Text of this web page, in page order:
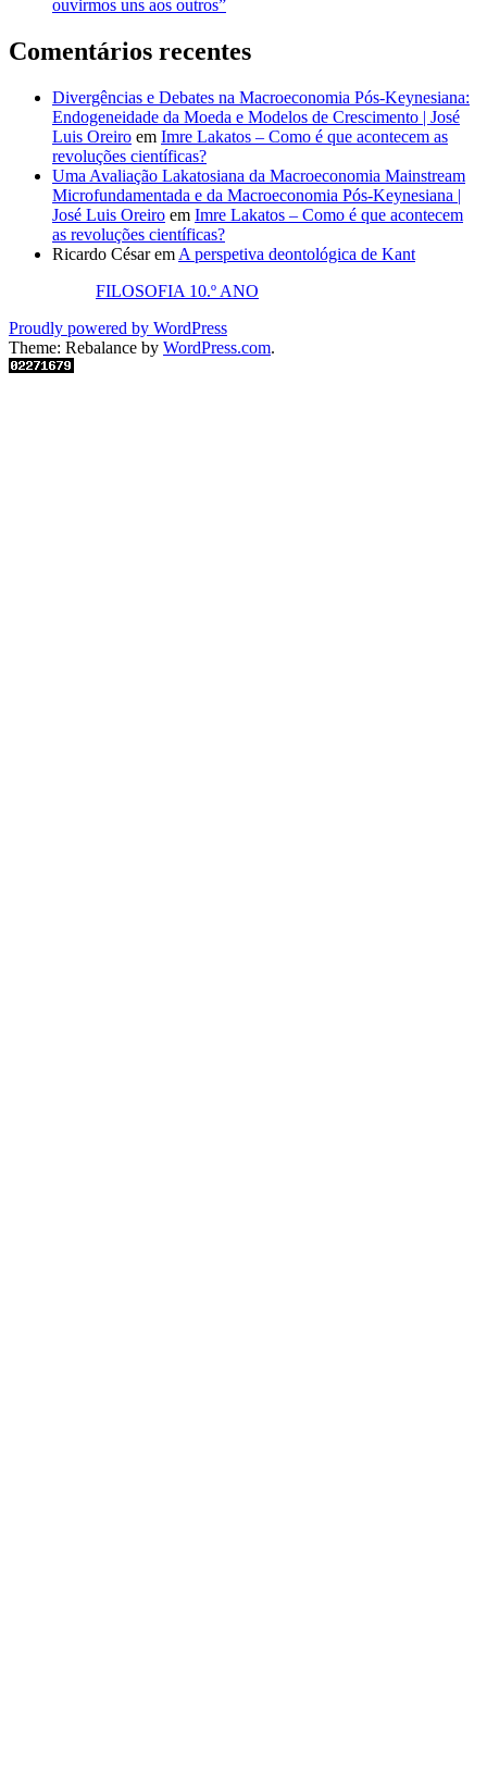
ouvirmos uns aos outros”
Comentários recentes
Divergências e Debates na Macroeconomia Pós-Keynesiana:
Endogeneidade da Moeda e Modelos de Crescimento | José
Luis Oreiro em Imre Lakatos – Como é que acontecem as
revoluções científicas?
Uma Avaliação Lakatosiana da Macroeconomia Mainstream
Microfundamentada e da Macroeconomia Pós-Keynesiana |
José Luis Oreiro em Imre Lakatos – Como é que acontecem
as revoluções científicas?
Ricardo Césarem A perspetiva deontológica de Kant
FILOSOFIA 10.º ANO
Proudly powered by WordPress
Theme: Rebalance by WordPress.com.